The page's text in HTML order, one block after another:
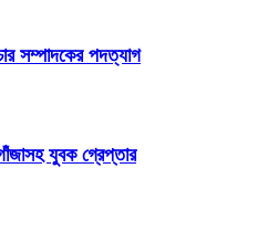
সম্পাদকের পদত্যাগ
যুবক গ্রেপ্তার